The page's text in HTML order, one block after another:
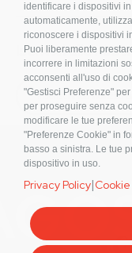
identificare i dispositivi
automaticamente,
riconoscere i dispositivi
Puoi liberamente
incorrere in limitazioni
acconsenti all'uso di
"Gestisci Preferenze"
per proseguire senza
modificare le tue
"Preferenze Cookie" in
basso a sinistra. Le tue
dispositivo in uso.
Privacy Policy|
Iscriviti alla
Spinelli S.r.l. | Sede Commerciale: